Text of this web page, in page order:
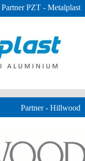
Partner PZT - Metalplast
Partner - Hillwood